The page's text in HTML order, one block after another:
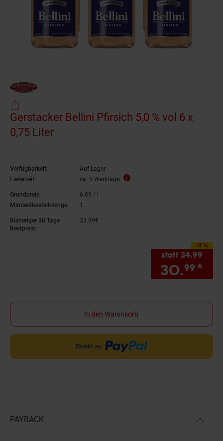
Gerstacker Bellini Pfirsich 5,0 % vol 6 x
0,75 Liter
Verfügbarkeit:
Auf Lager
Lieferzeit:
ca. 5 Werktage
Grundpreis: 6.89 / l
Mindestbestellmenge:
1
Bisheriger 30 Tage
Bestpreis:
33.99€
-11 %
Sie Sparen 11
statt 34.99Alter
30.99 *
In den Warenkorb
PAYBACK